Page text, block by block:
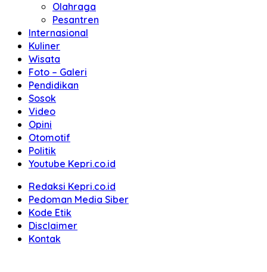
Olahraga
Pesantren
Internasional
Kuliner
Wisata
Foto – Galeri
Pendidikan
Sosok
Video
Opini
Otomotif
Politik
Youtube Kepri.co.id
Redaksi Kepri.co.id
Pedoman Media Siber
Kode Etik
Disclaimer
Kontak